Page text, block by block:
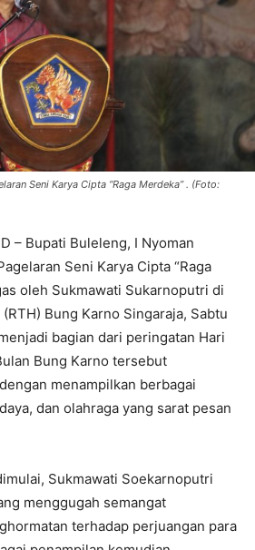
Seni Karya Cipta “Raga Merdeka” . (Foto:
– Bupati Buleleng, I Nyoman
Seni Karya Cipta “Raga
oleh Sukmawati Sukarnoputri di
Bung Karno Singaraja, Sabtu
bagian dari peringatan Hari
Bung Karno tersebut
menampilkan berbagai
dan olahraga yang sarat pesan
Sukmawati Soekarnoputri
menggugah semangat
terhadap perjuangan para